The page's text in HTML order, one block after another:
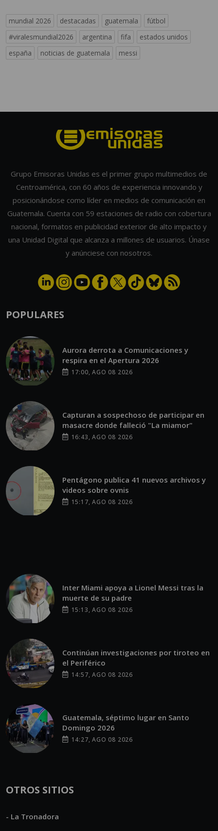
mundial 2026 destacadas guatemala
fútbol
#viralesmundial2026
argentina fifa
estados unidos
españa
noticias de guatemala messi
Grupo Emisoras Unidas es el primer grupo multimedios de
Centroamérica, con 60 años de experiencia innovando y
posicionándose como líder en medios de comunicación en
Guatemala. Cuenta con 59 estaciones de radio con cobertura
nacional, formatos en publicidad exterior de alto impacto y
una Unidad Digital que alcanza a millones de usuarios. Únase
y anúnciese con nosotros.
POPULARES
Aurora derrota a Comunicaciones y
respira en el Apertura 2026
17:00, AGO 08 2026
Capturan a sospechoso de participar en
masacre donde falleció "La miamor"
16:43, AGO 08 2026
Pentágono publica 41 nuevos archivos y
videos sobre ovnis
15:17, AGO 08 2026
Inter Miami apoya a Lionel Messi tras la
muerte de su padre
15:13, AGO 08 2026
Continúan investigaciones por tiroteo en
el Periférico
14:57, AGO 08 2026
Guatemala, séptimo lugar en Santo
Domingo 2026
14:27, AGO 08 2026
OTROS SITIOS
- La Tronadora